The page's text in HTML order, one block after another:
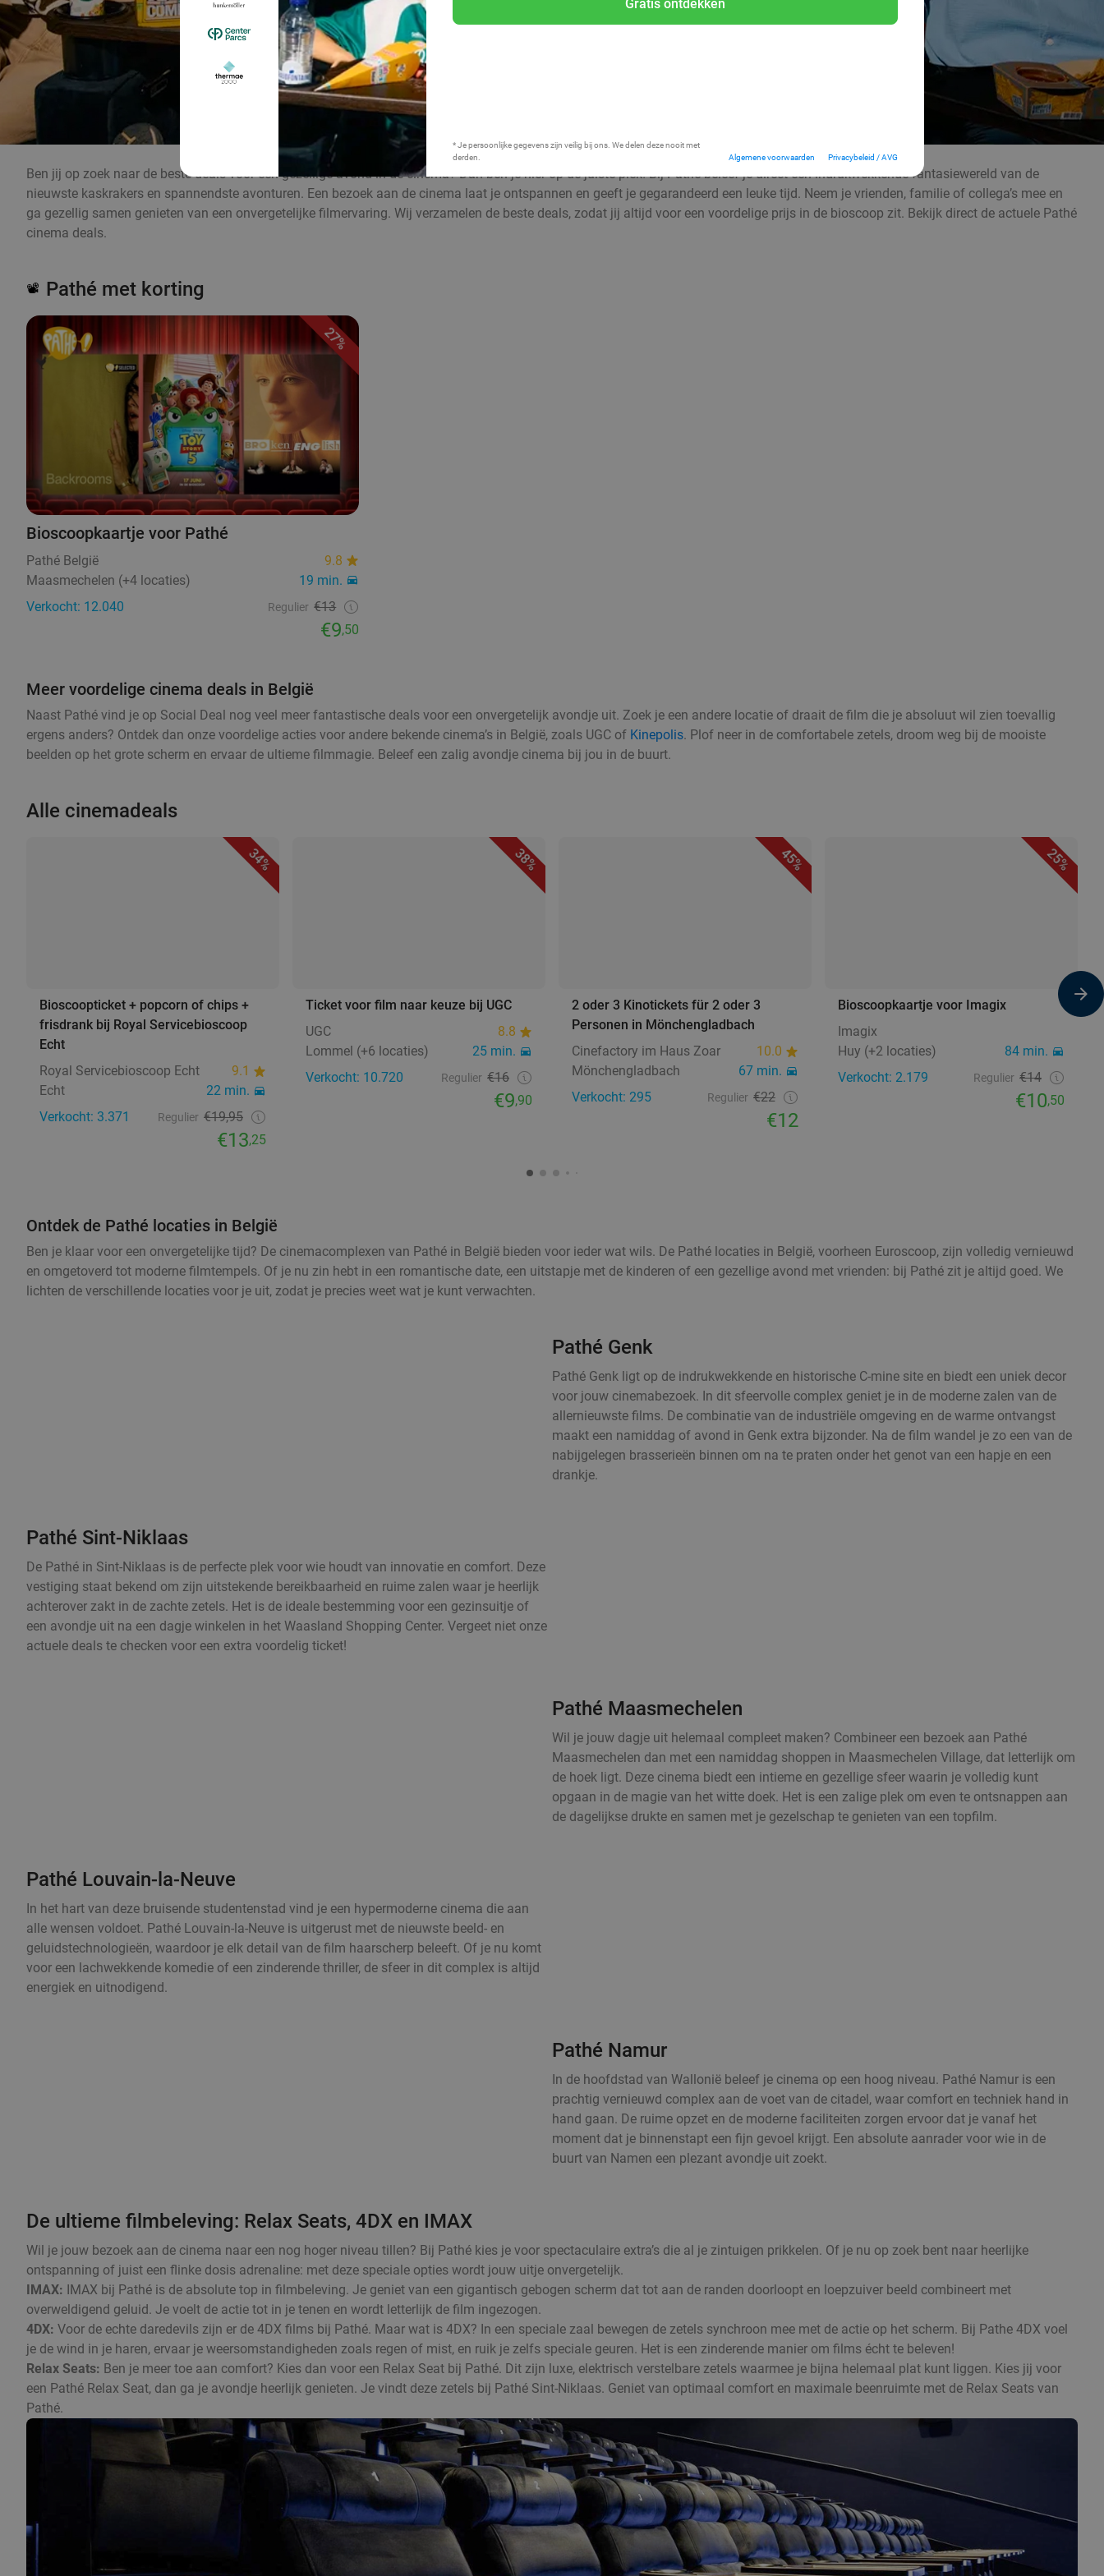
Gratis ontdekken
* Je persoonlijke gegevens zijn veilig bij ons. We delen deze nooit met
derden.
Algemene voorwaarden Privacybeleid / AVG
Ben jij op zoek naar de beste deals voor een gezellige avond in de cinema? Dan ben je hier op de juiste plek! Bij Pathé beleef je direct een indrukwekkende fantasiewereld van de
nieuwste kaskrakers en spannendste avonturen. Een bezoek aan de cinema laat je ontspannen en geeft je gegarandeerd een leuke tijd. Neem je vrienden, familie of collega’s mee en
ga gezellig samen genieten van een onvergetelijke filmervaring. Wij verzamelen de beste deals, zodat jij altijd voor een voordelige prijs in de bioscoop zit. Bekijk direct de actuele Pathé
cinema deals.
📽️ Pathé met korting
27%
Bioscoopkaartje voor Pathé
Pathé België
9.8
Maasmechelen (+4 locaties)
19 min.
Verkocht: 12.040
Regulier €13
€9,50
Meer voordelige cinema deals in België
Naast Pathé vind je op Social Deal nog veel meer fantastische deals voor een onvergetelijk avondje uit. Zoek je een andere locatie of draait de film die je absoluut wil zien toevallig
ergens anders? Ontdek dan onze voordelige acties voor andere bekende cinema’s in België, zoals UGC of Kinepolis. Plof neer in de comfortabele zetels, droom weg bij de mooiste
beelden op het grote scherm en ervaar de ultieme filmmagie. Beleef een zalig avondje cinema bij jou in de buurt.
Alle cinemadeals
34%
Bioscoopticket + popcorn of chips +
frisdrank bij Royal Servicebioscoop
Echt
Royal Servicebioscoop Echt
9.1
Echt
22 min.
Verkocht: 3.371
Regulier €19,95
€13,25
38%
Ticket voor film naar keuze bij UGC
UGC
8.8
Lommel (+6 locaties)
25 min.
Verkocht: 10.720
Regulier €16
€9,90
45%
2 oder 3 Kinotickets für 2 oder 3
Personen in Mönchengladbach
Cinefactory im Haus Zoar
10.0
Mönchengladbach
67 min.
Verkocht: 295
Regulier €22
€12
25%
Bioscoopkaartje voor Imagix
Imagix
Huy (+2 locaties)
84 min.
Verkocht: 2.179
Regulier €14
€10,50
Ontdek de Pathé locaties in België
Ben je klaar voor een onvergetelijke tijd? De cinemacomplexen van Pathé in België bieden voor ieder wat wils. De Pathé locaties in België, voorheen Euroscoop, zijn volledig vernieuwd
en omgetoverd tot moderne filmtempels. Of je nu zin hebt in een romantische date, een uitstapje met de kinderen of een gezellige avond met vrienden: bij Pathé zit je altijd goed. We
lichten de verschillende locaties voor je uit, zodat je precies weet wat je kunt verwachten.
Pathé Genk
Pathé Genk ligt op de indrukwekkende en historische C-mine site en biedt een uniek decor
voor jouw cinemabezoek. In dit sfeervolle complex geniet je in de moderne zalen van de
allernieuwste films. De combinatie van de industriële omgeving en de warme ontvangst
maakt een namiddag of avond in Genk extra bijzonder. Na de film wandel je zo een van de
nabijgelegen brasserieën binnen om na te praten onder het genot van een hapje en een
drankje.
Pathé Sint-Niklaas
De Pathé in Sint-Niklaas is de perfecte plek voor wie houdt van innovatie en comfort. Deze
vestiging staat bekend om zijn uitstekende bereikbaarheid en ruime zalen waar je heerlijk
achterover zakt in de zachte zetels. Het is de ideale bestemming voor een gezinsuitje of
een avondje uit na een dagje winkelen in het Waasland Shopping Center. Vergeet niet onze
actuele deals te checken voor een extra voordelig ticket!
Pathé Maasmechelen
Wil je jouw dagje uit helemaal compleet maken? Combineer een bezoek aan Pathé
Maasmechelen dan met een namiddag shoppen in Maasmechelen Village, dat letterlijk om
de hoek ligt. Deze cinema biedt een intieme en gezellige sfeer waarin je volledig kunt
opgaan in de magie van het witte doek. Het is een zalige plek om even te ontsnappen aan
de dagelijkse drukte en samen met je gezelschap te genieten van een topfilm.
Pathé Louvain-la-Neuve
In het hart van deze bruisende studentenstad vind je een hypermoderne cinema die aan
alle wensen voldoet. Pathé Louvain-la-Neuve is uitgerust met de nieuwste beeld- en
geluidstechnologieën, waardoor je elk detail van de film haarscherp beleeft. Of je nu komt
voor een lachwekkende komedie of een zinderende thriller, de sfeer in dit complex is altijd
energiek en uitnodigend.
Pathé Namur
In de hoofdstad van Wallonië beleef je cinema op een hoog niveau. Pathé Namur is een
prachtig vernieuwd complex aan de voet van de citadel, waar comfort en techniek hand in
hand gaan. De ruime opzet en de moderne faciliteiten zorgen ervoor dat je vanaf het
moment dat je binnenstapt een fijn gevoel krijgt. Een absolute aanrader voor wie in de
buurt van Namen een plezant avondje uit zoekt.
De ultieme filmbeleving: Relax Seats, 4DX en IMAX
Wil je jouw bezoek aan de cinema naar een nog hoger niveau tillen? Bij Pathé kies je voor spectaculaire extra’s die al je zintuigen prikkelen. Of je nu op zoek bent naar heerlijke
ontspanning of juist een flinke dosis adrenaline: met deze speciale opties wordt jouw uitje onvergetelijk.
IMAX: IMAX bij Pathé is de absolute top in filmbeleving. Je geniet van een gigantisch gebogen scherm dat tot aan de randen doorloopt en loepzuiver beeld combineert met
overweldigend geluid. Je voelt de actie tot in je tenen en wordt letterlijk de film ingezogen.
4DX: Voor de echte daredevils zijn er de 4DX films bij Pathé. Maar wat is 4DX? In een speciale zaal bewegen de zetels synchroon mee met de actie op het scherm. Bij Pathe 4DX voel
je de wind in je haren, ervaar je weersomstandigheden zoals regen of mist, en ruik je zelfs speciale geuren. Het is een zinderende manier om films écht te beleven!
Relax Seats: Ben je meer toe aan comfort? Kies dan voor een Relax Seat bij Pathé. Dit zijn luxe, elektrisch verstelbare zetels waarmee je bijna helemaal plat kunt liggen. Kies jij voor
een Pathé Relax Seat, dan ga je avondje heerlijk genieten. Je vindt deze zetels bij Pathé Sint-Niklaas. Geniet van optimaal comfort en maximale beenruimte met de Relax Seats van
Pathé.